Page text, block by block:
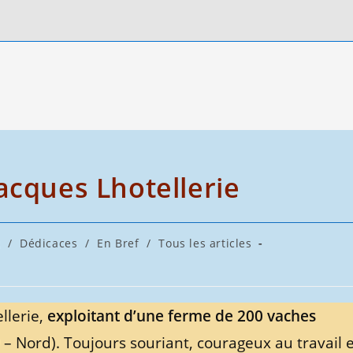
Lhotellerie
/ Dédicaces / En Bref / Tous les articles
exploitant d’une ferme de 200 vaches
Nord). Toujours souriant, courageux au travail